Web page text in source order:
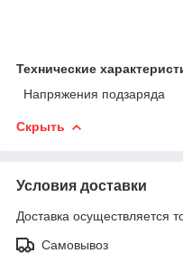
Технические
Напряжения подзаряда
Скрыть
Условия доставки
Доставка осуществляется
Самовывоз